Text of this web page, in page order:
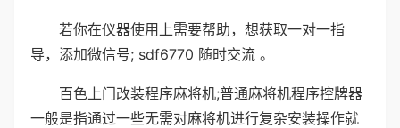
若你在仪器使用上需要帮助，想获取一对一指
导，添加微信号; sdf6770 随时交流 。
百色上门改装程序麻将机;普通麻将机程序控牌器
一般是指通过一些无需对麻将机进行复杂安装操作就